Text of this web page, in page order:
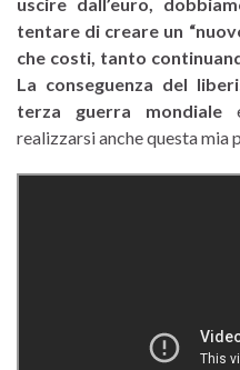
uscire dall’euro,
tentare di creare un
che costi, tanto
La conseguenza del
terza guerra mondiale
realizzarsi anche questa mia